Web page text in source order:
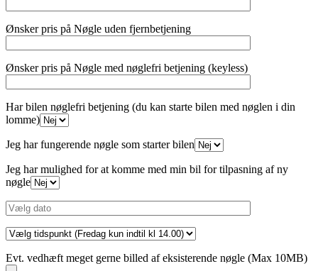
Ønsker pris på Nøgle uden fjernbetjening
Ønsker pris på Nøgle med nøglefri betjening (keyless)
Har bilen nøglefri betjening (du kan starte bilen med nøglen i din
lomme)
Jeg har fungerende nøgle som starter bilen
Jeg har mulighed for at komme med min bil for tilpasning af ny
nøgle
Evt. vedhæft meget gerne billed af eksisterende nøgle (Max 10MB)